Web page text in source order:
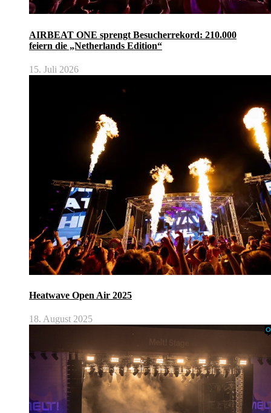
AIRBEAT ONE sprengt Besucherrekord: 210.000
feiern die „Netherlands Edition“
15. Juli 2026
Heatwave Open Air 2025
18. August 2025